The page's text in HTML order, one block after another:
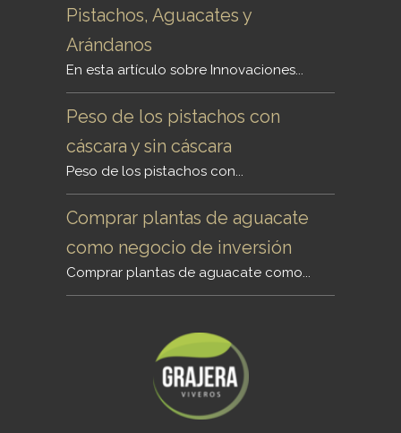
Pistachos, Aguacates y
Arándanos
En esta artículo sobre Innovaciones...
Peso de los pistachos con
cáscara y sin cáscara
Peso de los pistachos con...
Comprar plantas de aguacate
como negocio de inversión
Comprar plantas de aguacate como...